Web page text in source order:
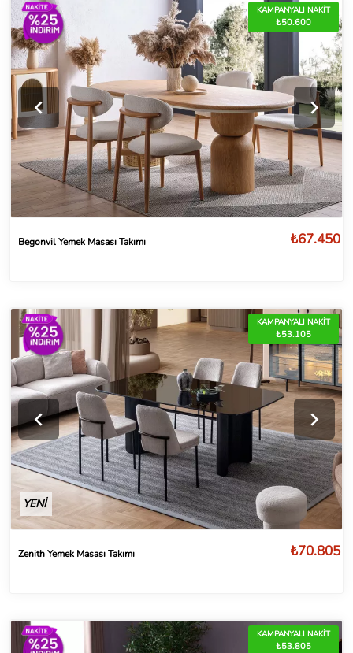
KAMPANYALI NAKİT
₺50.600
Begonvil Yemek Masası Takımı ₺67.450
KAMPANYALI NAKİT
₺53.105
YENİ
Zenith Yemek Masası Takımı ₺70.805
KAMPANYALI NAKİT
₺53.805